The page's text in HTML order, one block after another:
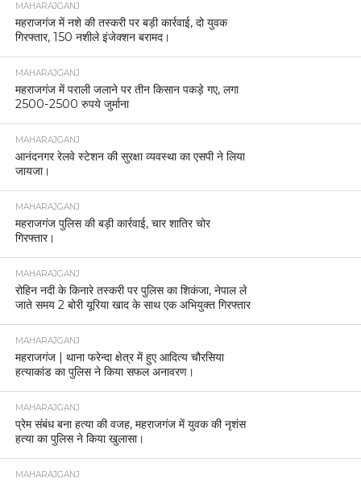
MAHARAJGANJ
महराजगंज में नशे की तस्करी पर बड़ी कार्रवाई, दो युवक
गिरफ्तार, 150 नशीले इंजेक्शन बरामद।
MAHARAJGANJ
महराजगंज में पराली जलाने पर तीन किसान पकड़े गए, लगा
2500-2500 रुपये जुर्माना
MAHARAJGANJ
आनंदनगर रेलवे स्टेशन की सुरक्षा व्यवस्था का एसपी ने लिया
जायजा।
MAHARAJGANJ
महराजगंज पुलिस की बड़ी कार्रवाई, चार शातिर चोर
गिरफ्तार।
MAHARAJGANJ
रोहिन नदी के किनारे तस्करी पर पुलिस का शिकंजा, नेपाल ले
जाते समय 2 बोरी यूरिया खाद के साथ एक अभियुक्त गिरफ्तार
MAHARAJGANJ
महराजगंज | थाना फरेन्दा क्षेत्र में हुए आदित्य चौरसिया
हत्याकांड का पुलिस ने किया सफल अनावरण।
MAHARAJGANJ
प्रेम संबंध बना हत्या की वजह, महराजगंज में युवक की नृशंस
हत्या का पुलिस ने किया खुलासा।
MAHARAJGANJ